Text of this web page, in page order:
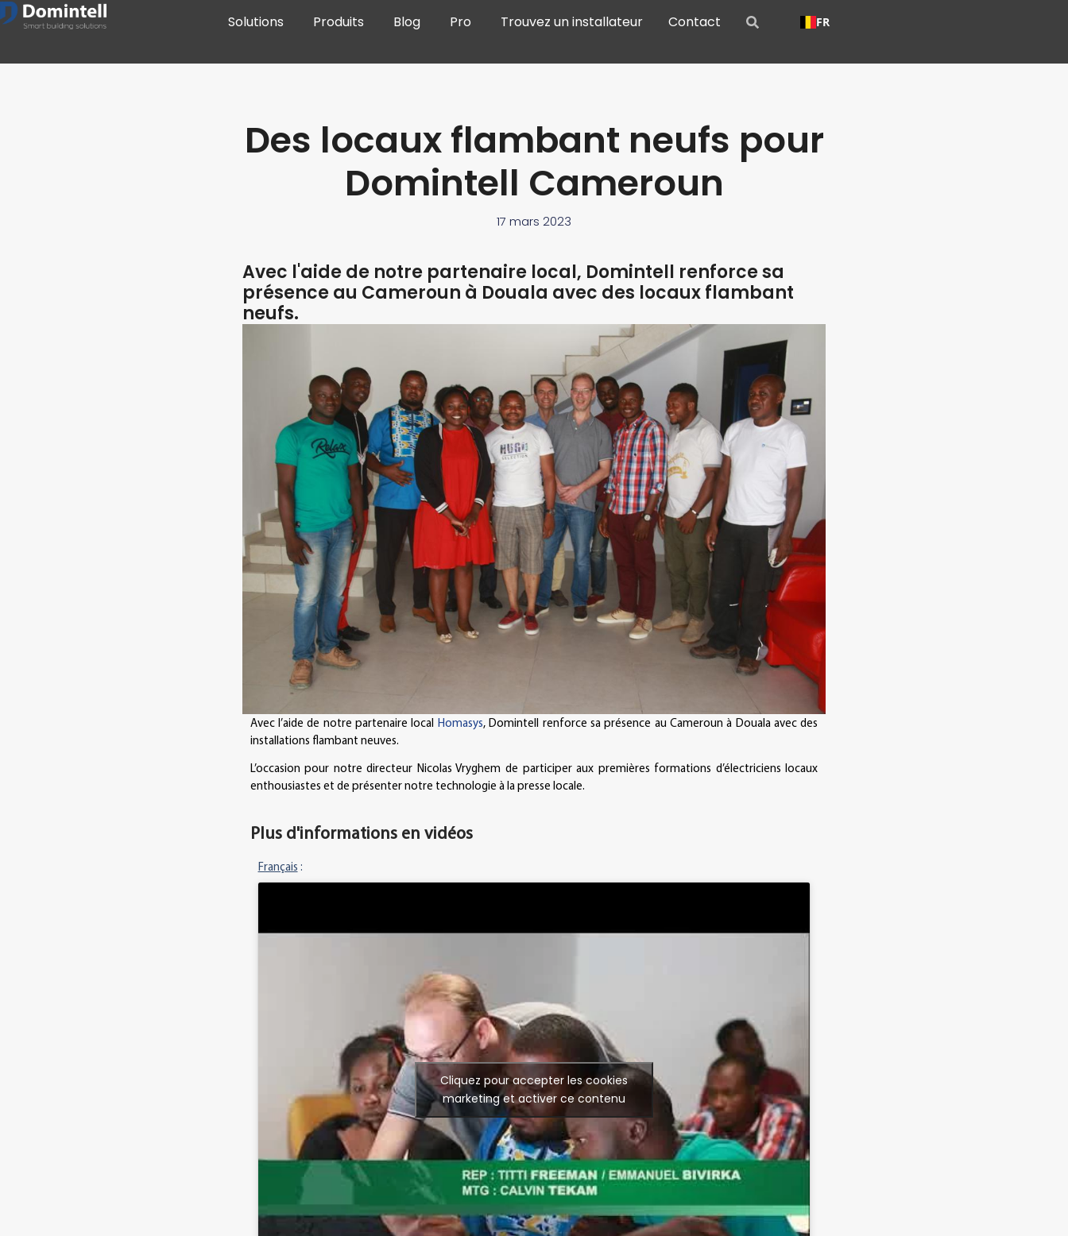
Solutions Produits Blog Pro Trouvez un installateur Contact FR
Des locaux flambant neufs pour
Domintell Cameroun
17 mars 2023
Avec l'aide de notre partenaire local, Domintell renforce sa
présence au Cameroun à Douala avec des locaux flambant
neufs.
Avec l’aide de notre partenaire local Homasys, Domintell renforce sa présence au Cameroun à Douala avec des
installations flambant neuves.
L’occasion pour notre directeur Nicolas Vryghem de participer aux premières formations d’électriciens locaux
enthousiastes et de présenter notre technologie à la presse locale.
Plus d'informations en vidéos
Français :
Cliquez pour accepter les cookies
marketing et activer ce contenu